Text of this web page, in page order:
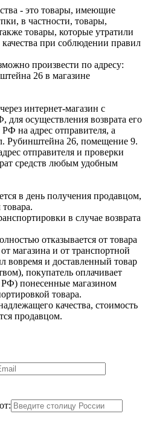
- это товары, имеющие
в частности, товары,
товары, которые утратили
при соблюдении правил
произвести по адресу:
26 в магазине
интернет-магазин с
для осуществления возврата его
на адрес отправителя, а
Рубинштейна 26, помещение 9.
отправителя и проверки
средств любым удобным
в день получения продавцом,
в случае возврата
отказывается от товара
магазина и от транспортной
вовремя и доставленный товар
покупатель оплачивает
понесенные магазином
товара.
качества, стоимость
продавцом.